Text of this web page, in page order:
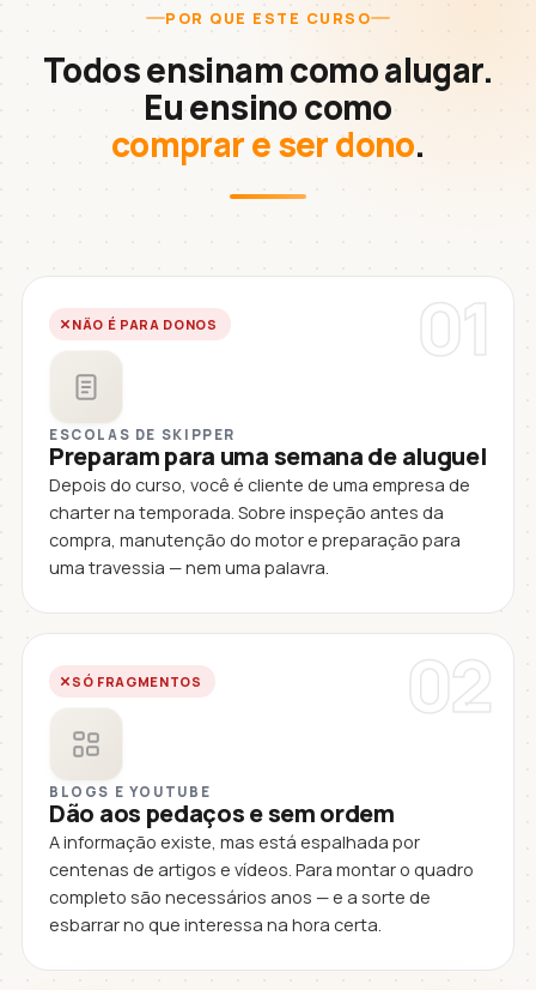
POR QUE ESTE CURSO
Todos ensinam como alugar.
Eu ensino como
comprar e ser dono.
01
NÃO É PARA DONOS
ESCOLAS DE SKIPPER
Preparam para uma semana de aluguel
Depois do curso, você é cliente de uma empresa de
charter na temporada. Sobre inspeção antes da
compra, manutenção do motor e preparação para
uma travessia — nem uma palavra.
02
SÓ FRAGMENTOS
BLOGS E YOUTUBE
Dão aos pedaços e sem ordem
A informação existe, mas está espalhada por
centenas de artigos e vídeos. Para montar o quadro
completo são necessários anos — e a sorte de
esbarrar no que interessa na hora certa.